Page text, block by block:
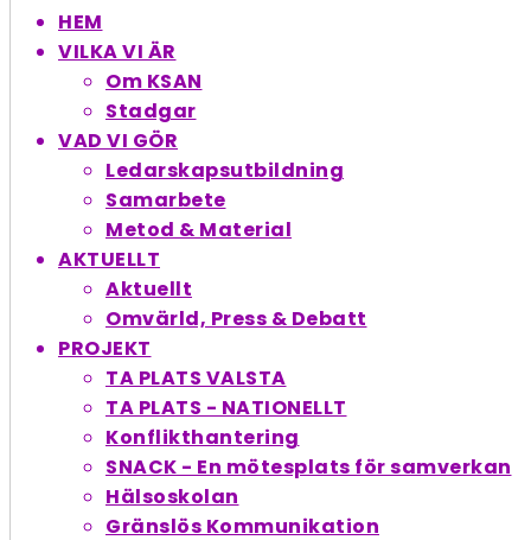
HEM
VILKA VI ÄR
Om KSAN
Stadgar
VAD VI GÖR
Ledarskapsutbildning
Samarbete
Metod & Material
AKTUELLT
Aktuellt
Omvärld, Press & Debatt
PROJEKT
TA PLATS VALSTA
TA PLATS - NATIONELLT
Konflikthantering
SNACK - En möte­splats för samverkan
Hälsoskolan
Gränslös Kommunikation